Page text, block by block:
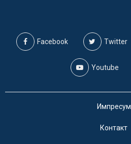
Facebook Twitter
Youtube
Импресум
Контакт